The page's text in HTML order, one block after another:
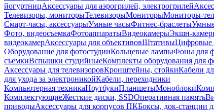
йогуртницАксессуары для аэрогрилей, электрогрилей
Телевизоры, мониторыТелевизорыМониторыМониторы-
Смарт-часы, аксессуарыУмные часыФитнес-браслеты
Фото, видеосъемкаФотоаппаратыВидеокамерыЭкшн-
видеокамерАксессуары для объективовШтативыЦифровые
Оборудование для фотостудииКольцевые лампыФоны для
съемкиВспышки студийныеКомплекты оборудования для
Аксессуары для телевизоровКронштейны, стойкиКабели
для ухода за электроникойКабели, переходники
Компьютерная техникаНоутбукиПланшетыМоноблоки
КомплектующиеЖесткие диски, SSDОперативная память
приводыАксессуары для корпусов ПКБоксы, док-станции